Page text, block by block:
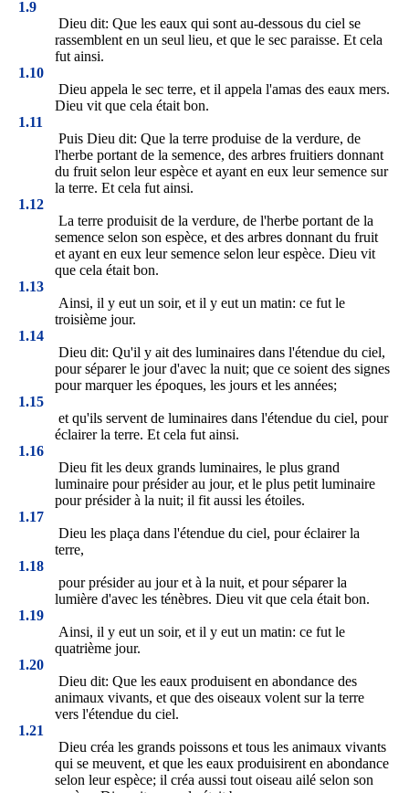
1.9
Dieu dit: Que les eaux qui sont au-dessous du ciel se
rassemblent en un seul lieu, et que le sec paraisse. Et cela
fut ainsi.
1.10
Dieu appela le sec terre, et il appela l'amas des eaux mers.
Dieu vit que cela était bon.
1.11
Puis Dieu dit: Que la terre produise de la verdure, de
l'herbe portant de la semence, des arbres fruitiers donnant
du fruit selon leur espèce et ayant en eux leur semence sur
la terre. Et cela fut ainsi.
1.12
La terre produisit de la verdure, de l'herbe portant de la
semence selon son espèce, et des arbres donnant du fruit
et ayant en eux leur semence selon leur espèce. Dieu vit
que cela était bon.
1.13
Ainsi, il y eut un soir, et il y eut un matin: ce fut le
troisième jour.
1.14
Dieu dit: Qu'il y ait des luminaires dans l'étendue du ciel,
pour séparer le jour d'avec la nuit; que ce soient des signes
pour marquer les époques, les jours et les années;
1.15
et qu'ils servent de luminaires dans l'étendue du ciel, pour
éclairer la terre. Et cela fut ainsi.
1.16
Dieu fit les deux grands luminaires, le plus grand
luminaire pour présider au jour, et le plus petit luminaire
pour présider à la nuit; il fit aussi les étoiles.
1.17
Dieu les plaça dans l'étendue du ciel, pour éclairer la
terre,
1.18
pour présider au jour et à la nuit, et pour séparer la
lumière d'avec les ténèbres. Dieu vit que cela était bon.
1.19
Ainsi, il y eut un soir, et il y eut un matin: ce fut le
quatrième jour.
1.20
Dieu dit: Que les eaux produisent en abondance des
animaux vivants, et que des oiseaux volent sur la terre
vers l'étendue du ciel.
1.21
Dieu créa les grands poissons et tous les animaux vivants
qui se meuvent, et que les eaux produisirent en abondance
selon leur espèce; il créa aussi tout oiseau ailé selon son